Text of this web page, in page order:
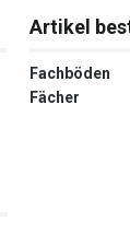
Artikel
Fachböden
Fächer